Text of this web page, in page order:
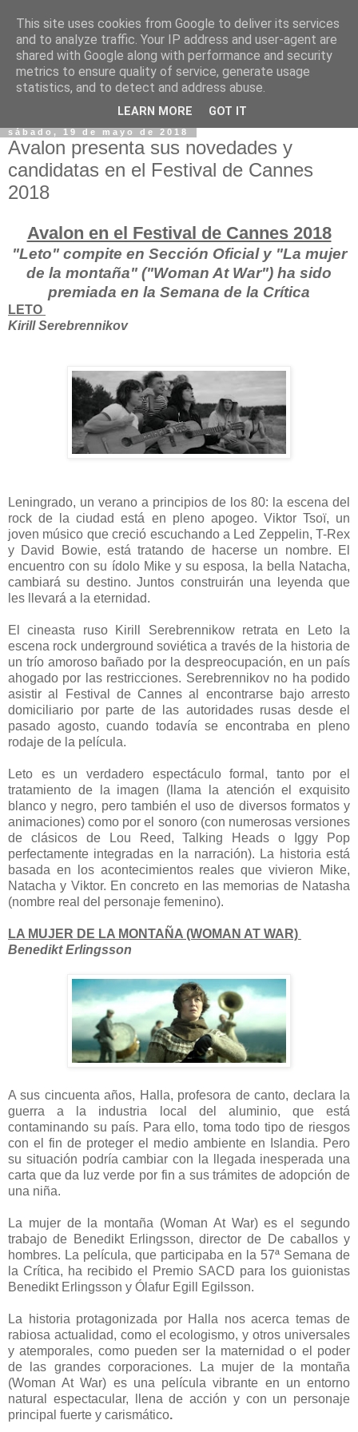
sábado, 19 de mayo de 2018
Avalon presenta sus novedades y
candidatas en el Festival de Cannes
2018
Avalon en el Festival de Cannes 2018
"Leto" compite en Sección Oficial y "La mujer
de la montaña" ("Woman At War") ha sido
premiada en la Semana de la Crítica
LETO
Kirill Serebrennikov
Leningrado, un verano a principios de los 80: la escena del
rock de la ciudad está en pleno apogeo. Viktor Tsoï, un
joven músico que creció escuchando a Led Zeppelin, T-Rex
y David Bowie, está tratando de hacerse un nombre. El
encuentro con su ídolo Mike y su esposa, la bella Natacha,
cambiará su destino. Juntos construirán una leyenda que
les llevará a la eternidad.
El cineasta ruso Kirill Serebrennikow retrata en Leto la
escena rock underground soviética a través de la historia de
un trío amoroso bañado por la despreocupación, en un país
ahogado por las restricciones. Serebrennikov no ha podido
asistir al Festival de Cannes al encontrarse bajo arresto
domiciliario por parte de las autoridades rusas desde el
pasado agosto, cuando todavía se encontraba en pleno
rodaje de la película.
Leto es un verdadero espectáculo formal, tanto por el
tratamiento de la imagen (llama la atención el exquisito
blanco y negro, pero también el uso de diversos formatos y
animaciones) como por el sonoro (con numerosas versiones
de clásicos de Lou Reed, Talking Heads o Iggy Pop
perfectamente integradas en la narración). La historia está
basada en los acontecimientos reales que vivieron Mike,
Natacha y Viktor. En concreto en las memorias de Natasha
(nombre real del personaje femenino).
LA MUJER DE LA MONTAÑA (WOMAN AT WAR)
Benedikt Erlingsson
A sus cincuenta años, Halla, profesora de canto, declara la
guerra a la industria local del aluminio, que está
contaminando su país. Para ello, toma todo tipo de riesgos
con el fin de proteger el medio ambiente en Islandia. Pero
su situación podría cambiar con la llegada inesperada una
carta que da luz verde por fin a sus trámites de adopción de
una niña.
La mujer de la montaña (Woman At War) es el segundo
trabajo de Benedikt Erlingsson, director de De caballos y
hombres. La película, que participaba en la 57ª Semana de
la Crítica, ha recibido el Premio SACD para los guionistas
Benedikt Erlingsson y Ólafur Egill Egilsson.
La historia protagonizada por Halla nos acerca temas de
rabiosa actualidad, como el ecologismo, y otros universales
y atemporales, como pueden ser la maternidad o el poder
de las grandes corporaciones. La mujer de la montaña
(Woman At War) es una película vibrante en un entorno
natural espectacular, llena de acción y con un personaje
principal fuerte y carismático.
This site uses cookies from Google to deliver its services
and to analyze traffic. Your IP address and user-agent are
shared with Google along with performance and security
metrics to ensure quality of service, generate usage
statistics, and to detect and address abuse.
LEARN MORE GOT IT